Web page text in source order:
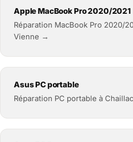
Apple MacBook Pro 2020/2021
Réparation MacBook Pro 2020/
Vienne →
Asus PC portable
Réparation PC portable à